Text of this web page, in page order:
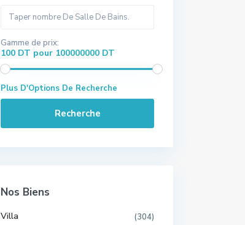
Gamme de prix:
100 DT pour 100000000 DT
Plus D'Options De Recherche
Recherche
Nos Biens
Villa (304)